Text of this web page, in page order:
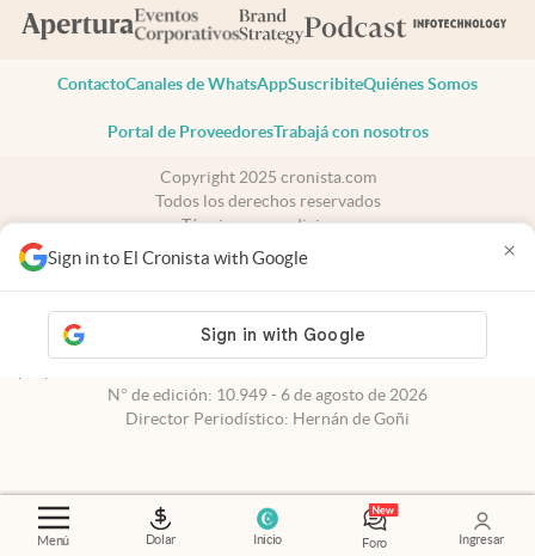
Menú Dolar Inicio Foro Ingresar
Sign in to El Cronista with Google ×
ContactoCanales de WhatsAppSuscribiteQuiénes Somos
Portal de ProveedoresTrabajá con nosotros
Copyright 2025 cronista.com
Todos los derechos reservados
Términos y condiciones
Privacidad
Consentimiento
cronista.com
es propiedad de El Cronista Comercial S.A Registro de
N° de edición: 10.949 - 6 de agosto de 2026
Director Periodístico: Hernán de Goñi